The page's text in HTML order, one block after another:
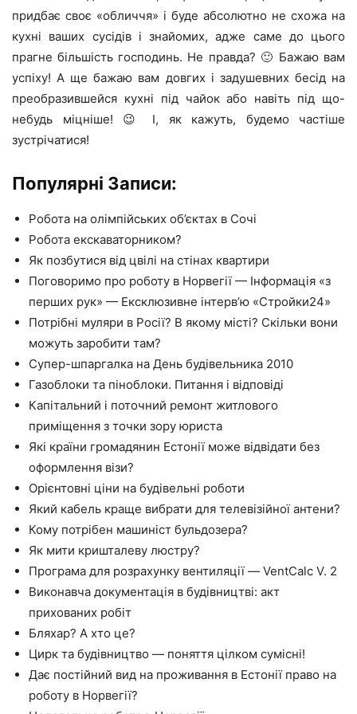
придбає своє «обличчя» і буде абсолютно не схожа на
кухні ваших сусідів і знайомих, адже саме до цього
прагне більшість господинь. Не правда? 🙂 Бажаю вам
успіху! А ще бажаю вам довгих і задушевних бесід на
преобразившейся кухні під чайок або навіть під що-
небудь міцніше! 😉 І, як кажуть, будемо частіше
зустрічатися!
Популярні Записи:
Робота на олімпійських об’єктах в Сочі
Робота екскаваторником?
Як позбутися від цвілі на стінах квартири
Поговоримо про роботу в Норвегії — Інформація «з
перших рук» — Ексклюзивне інтерв’ю «Стройки24»
Потрібні муляри в Росії? В якому місті? Скільки вони
можуть заробити там?
Супер-шпаргалка на День будівельника 2010
Газоблоки та піноблоки. Питання і відповіді
Капітальний і поточний ремонт житлового
приміщення з точки зору юриста
Які країни громадянин Естонії може відвідати без
оформлення візи?
Орієнтовні ціни на будівельні роботи
Який кабель краще вибрати для телевізійної антени?
Кому потрібен машиніст бульдозера?
Як мити кришталеву люстру?
Програма для розрахунку вентиляції — VentCalc V. 2
Виконавча документація в будівництві: акт
прихованих робіт
Бляхар? А хто це?
Цирк та будівництво — поняття цілком сумісні!
Дає постійний вид на проживання в Естонії право на
роботу в Норвегії?